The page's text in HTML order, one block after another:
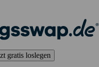
gratis loslegen